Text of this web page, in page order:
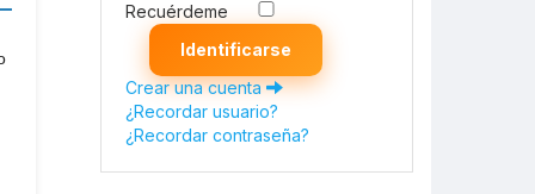
Recuérdeme
Identificarse
Crear una cuenta
¿Recordar usuario?
¿Recordar contraseña?